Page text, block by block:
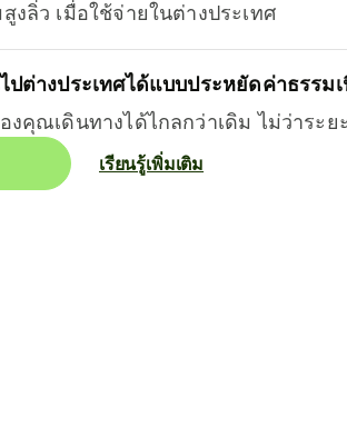
งลิ่ว เมื่อใช้จ่ายในต่างประเทศ
ปต่างประเทศได้แบบประหยัดค่าธรรม
งคุณเดินทางได้ไกลกว่าเดิม ไม่ว่าระย
เรียนรู้เพิ่มเติม